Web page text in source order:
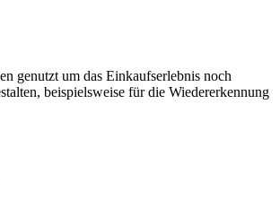
genutzt um das Einkaufserlebnis noch
beispielsweise für die Wiedererkennung